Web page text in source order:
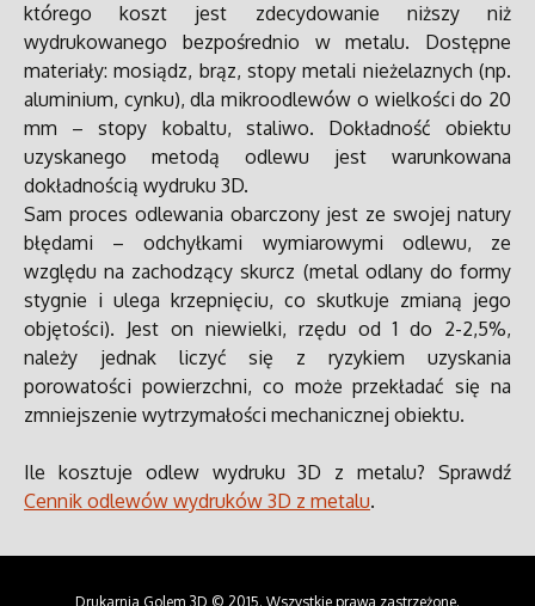
którego koszt jest zdecydowanie niższy niż
wydrukowanego bezpośrednio w metalu. Dostępne
materiały: mosiądz, brąz, stopy metali nieżelaznych (np.
aluminium, cynku), dla mikroodlewów o wielkości do 20
mm – stopy kobaltu, staliwo. Dokładność obiektu
uzyskanego metodą odlewu jest warunkowana
dokładnością wydruku 3D.
Sam proces odlewania obarczony jest ze swojej natury
błędami – odchyłkami wymiarowymi odlewu, ze
względu na zachodzący skurcz (metal odlany do formy
stygnie i ulega krzepnięciu, co skutkuje zmianą jego
objętości). Jest on niewielki, rzędu od 1 do 2-2,5%,
należy jednak liczyć się z ryzykiem uzyskania
porowatości powierzchni, co może przekładać się na
zmniejszenie wytrzymałości mechanicznej obiektu.
Ile kosztuje odlew wydruku 3D z metalu? Sprawdź
Cennik odlewów wydruków 3D z metalu.
Drukarnia Golem 3D © 2015. Wszystkie prawa zastrzeżone.